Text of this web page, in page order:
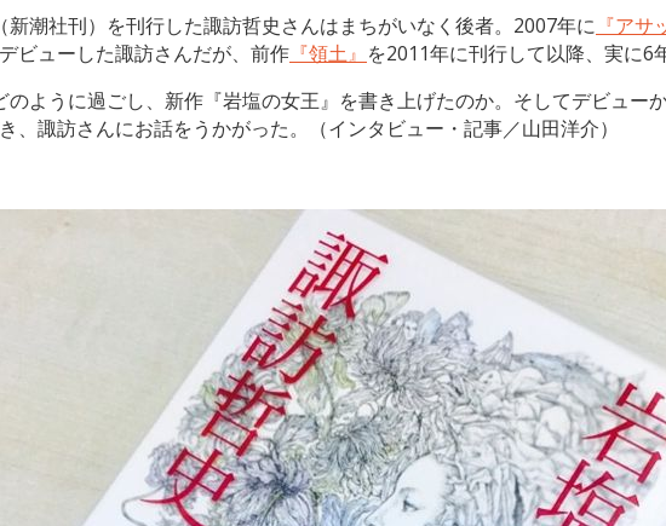
（新潮社刊）を刊行した諏訪哲史さんはまちがいなく後者。2007年に 『アサ
ビューした諏訪さんだが、前作 『領土』 を2011年に刊行して以降、実に6
のように過ごし、新作『岩塩の女王』を書き上げたのか。そしてデビュー
、諏訪さんにお話をうかがった。（インタビュー・記事／山田洋介）